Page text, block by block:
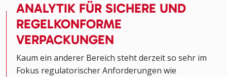
ANALYTIK FÜR SICHERE UND
REGELKONFORME
VERPACKUNGEN
Kaum ein anderer Bereich steht derzeit so sehr im
Fokus regulatorischer Anforderungen wie